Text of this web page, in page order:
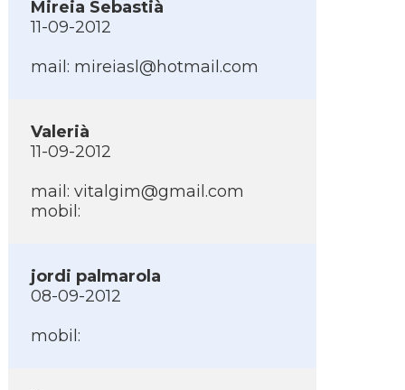
Mireia Sebastià
11-09-2012
mail: mireiasl@hotmail.com
Valerià
11-09-2012
mail: vitalgim@gmail.com
mobil:
jordi palmarola
08-09-2012
mobil: